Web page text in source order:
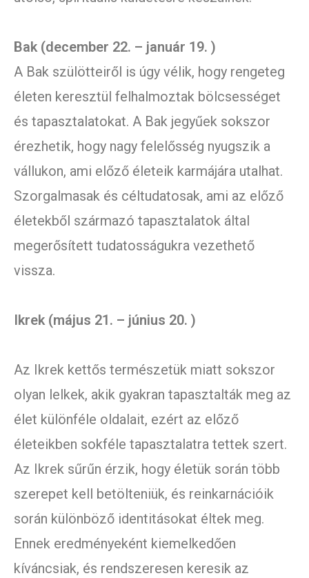
Bak (december 22. – január 19. )
A Bak szülötteiről is úgy vélik, hogy rengeteg
életen keresztül felhalmoztak bölcsességet
és tapasztalatokat. A Bak jegyűek sokszor
érezhetik, hogy nagy felelősség nyugszik a
vállukon, ami előző életeik karmájára utalhat.
Szorgalmasak és céltudatosak, ami az előző
életekből származó tapasztalatok által
megerősített tudatosságukra vezethető
vissza.
Ikrek (május 21. – június 20. )
Az Ikrek kettős természetük miatt sokszor
olyan lelkek, akik gyakran tapasztalták meg az
élet különféle oldalait, ezért az előző
életeikben sokféle tapasztalatra tettek szert.
Az Ikrek sűrűn érzik, hogy életük során több
szerepet kell betölteniük, és reinkarnációik
során különböző identitásokat éltek meg.
Ennek eredményeként kiemelkedően
kíváncsiak, és rendszeresen keresik az